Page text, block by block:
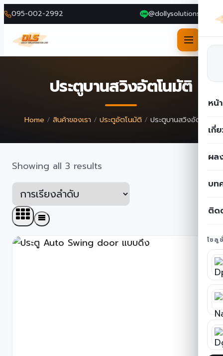
095-002-2992 @dollysolutions
หน้
เกี่
ผล
บท
ติด
โซลู
ประตูบานสวิงอัตโนมัติ
Home / สินค้าของเรา / ประตูอัตโนมัติ / ประตูบานสวิงอัตโนมัติ
Showing all 3 results